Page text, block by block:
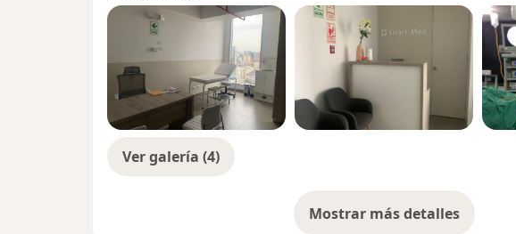
Ver galería (4)
Mostrar más detalles
sobre la experiencia